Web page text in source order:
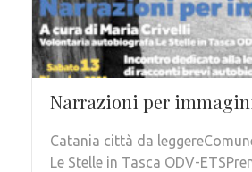
Narrazioni per
Catania città da
Le Stelle in Tasca ODV-